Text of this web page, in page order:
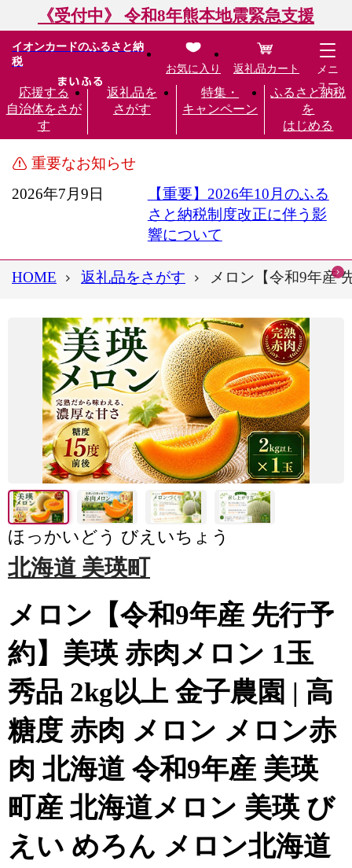
《受付中》 令和8年熊本地震緊急支援
イオンカードのふるさと納
税
応援する
自治体をさが
す
返礼品を
さがす
特集・
キャンペーン
ふるさと納税
を
はじめる
お気に入り 返礼品カート
メニ
ュー
重要なお知らせ
2026年7月9日
【重要】2026年10月のふる
さと納税制度改正に伴う影
響について
HOME 返礼品をさがす メロン【令和9年産
ほっかいどう びえいちょう
北海道 美瑛町
メロン【令和9年産 先行予
約】美瑛 赤肉メロン 1玉
秀品 2kg以上 金子農園 | 高
糖度 赤肉 メロン メロン赤
肉 北海道 令和9年産 美瑛
町産 北海道メロン 美瑛 び
えい めろん メロン北海道